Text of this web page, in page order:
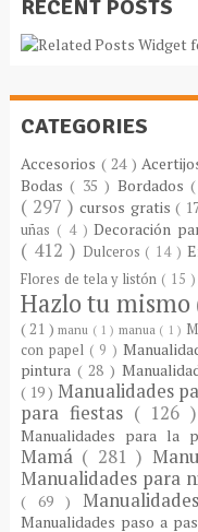
RECENT POSTS
CATEGORIES
Accesorios ( 24 )
Bodas( 35 ) Bordados
( 297 )cursos gratis (
uñas ( 4 )Decoración
( 412 ) Dulceros ( 14 )
Flores de tela y listón ( 15 )
Hazlo tu mismo
( 21 )manu ( 1 ) manua ( 1 )
con papel ( 9 )
pintura ( 28 )
( 19 ) Manualidades
para fiestas ( 126 )
Manualidades para la
Mamá ( 281 )
Manualidades para
( 69 )
Manualidades paso a